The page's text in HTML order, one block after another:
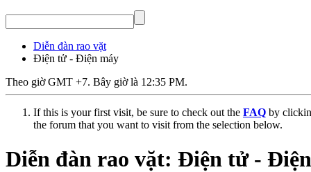
Diễn đàn rao vặt
Điện tử - Điện máy
Theo giờ GMT +7. Bây giờ là 12:35 PM.
If this is your first visit, be sure to check out the FAQ by
the forum that you want to visit from the selection below.
Diễn đàn rao vặt: Điện tử -